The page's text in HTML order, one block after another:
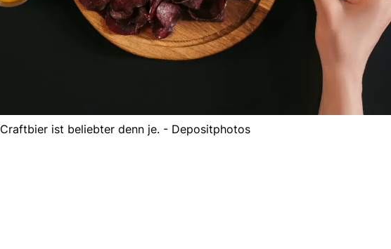
Craftbier ist beliebter denn je. - Depositphotos